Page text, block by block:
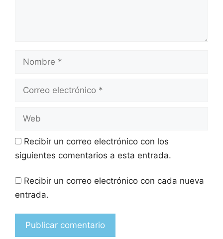
Recibir un correo electrónico con los
siguientes comentarios a esta entrada.
Recibir un correo electrónico con cada nueva
entrada.